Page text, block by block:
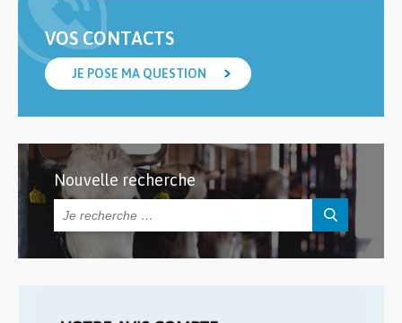
VOS CONTACTS
JE POSE MA QUESTION
Nouvelle recherche